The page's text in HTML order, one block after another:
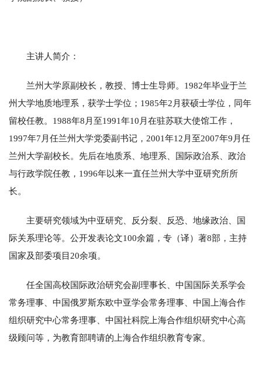
主讲人简介：
兰州大学原副校长，教授、博士生导师。1982年毕业于兰
州大学地质地理系，获学士学位；1985年2月获硕士学位，同年
留校任教。1988年8月至1991年10月在驻苏联大使馆工作，
1997年7月任兰州大学党委副书记，2001年12月至2007年9月任
兰州大学副校长。先后在地质系、地理系、国际政治系、政治
与行政学院任教，1996年以来一直任兰州大学中亚研究所所
长。
主要研究领域为中亚研究、反分裂、反恐、地缘政治、国
际关系理论等。公开发表论文100余篇，专（译）著8部，主持
国家及部委项目20余项。
任全国高校国际政治研究会副理事长、中国国际关系学会
常务理事、中国俄罗斯东欧中亚学会常务理事、中国上海合作
组织研究中心常务理事、中国社科院上海合作组织研究中心高
级顾问等，为教育部聘请的上海合作组织教育专家。